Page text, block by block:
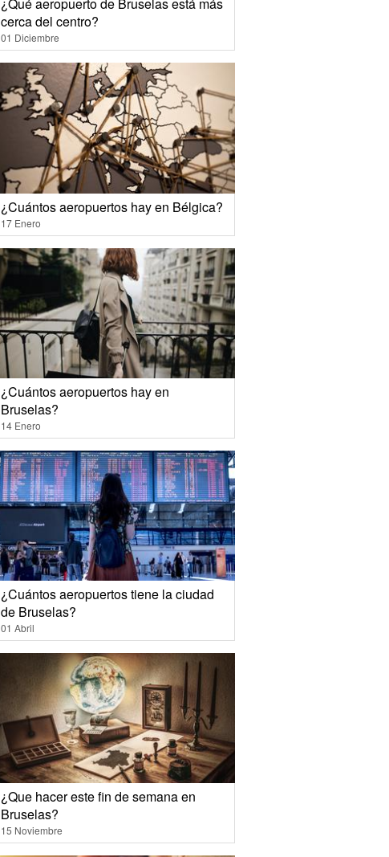
¿Qué aeropuerto de Bruselas está más
cerca del centro?
01 Diciembre
¿Cuántos aeropuertos hay en Bélgica?
17 Enero
¿Cuántos aeropuertos hay en
Bruselas?
14 Enero
¿Cuántos aeropuertos tiene la ciudad
de Bruselas?
01 Abril
¿Que hacer este fin de semana en
Bruselas?
15 Noviembre